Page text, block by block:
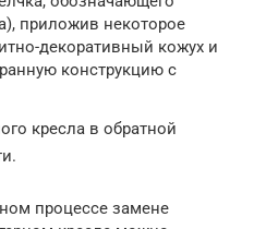
приложив некоторое
декоративный кожух и
конструкцию с
кресла в обратной
процессе замене